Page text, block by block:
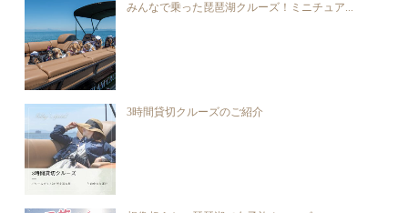
みんなで乗った琵琶湖クルーズ！ミニチュア...
3時間貸切クルーズのご紹介